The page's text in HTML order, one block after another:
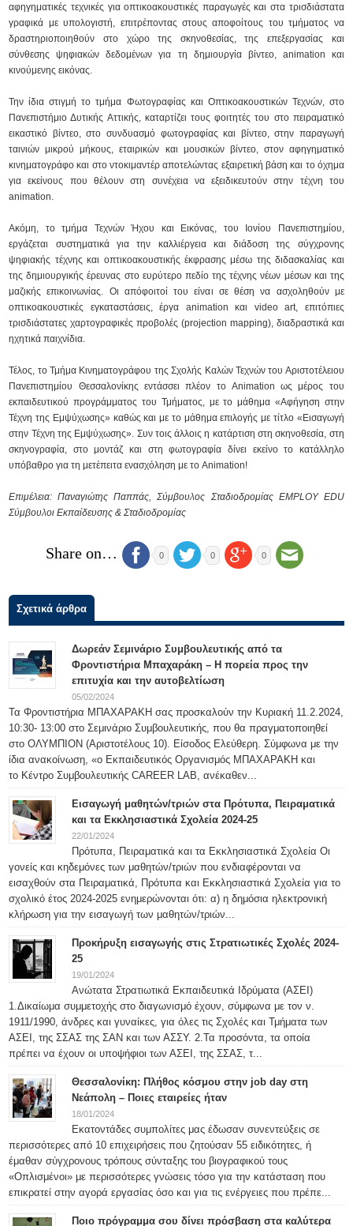
αφηγηματικές τεχνικές για οπτικοακουστικές παραγωγές και στα τρισδιάστατα
γραφικά με υπολογιστή, επιτρέποντας στους αποφοίτους του τμήματος να
δραστηριοποιηθούν στο χώρο της σκηνοθεσίας, της επεξεργασίας και
σύνθεσης ψηφιακών δεδομένων για τη δημιουργία βίντεο, animation και
κινούμενης εικόνας.
Την ίδια στιγμή το τμήμα Φωτογραφίας και Οπτικοακουστικών Τεχνών, στο
Πανεπιστήμιο Δυτικής Αττικής, καταρτίζει τους φοιτητές του στο πειραματικό
εικαστικό βίντεο, στο συνδυασμό φωτογραφίας και βίντεο, στην παραγωγή
ταινιών μικρού μήκους, εταιρικών και μουσικών βίντεο, στον αφηγηματικό
κινηματογράφο και στο ντοκιμαντέρ αποτελώντας εξαιρετική βάση και το όχημα
για εκείνους που θέλουν στη συνέχεια να εξειδικευτούν στην τέχνη του
animation.
Ακόμη, το τμήμα Τεχνών Ήχου και Εικόνας, του Ιονίου Πανεπιστημίου,
εργάζεται συστηματικά για την καλλιέργεια και διάδοση της σύγχρονης
ψηφιακής τέχνης και οπτικοακουστικής έκφρασης μέσω της διδασκαλίας και
της δημιουργικής έρευνας στο ευρύτερο πεδίο της τέχνης νέων μέσων και της
μαζικής επικοινωνίας. Οι απόφοιτοί του είναι σε θέση να ασχοληθούν με
οπτικοακουστικές εγκαταστάσεις, έργα animation και video art, επιτόπιες
τρισδιάστατες χαρτογραφικές προβολές (projection mapping), διαδραστικά και
ηχητικά παιχνίδια.
Τέλος, το Τμήμα Κινηματογράφου της Σχολής Καλών Τεχνών του Αριστοτέλειου
Πανεπιστημίου Θεσσαλονίκης εντάσσει πλέον το Animation ως μέρος του
εκπαιδευτικού προγράμματος του Τμήματος, με το μάθημα «Αφήγηση στην
Τέχνη της Εμψύχωσης» καθώς και με το μάθημα επιλογής με τίτλο «Εισαγωγή
στην Τέχνη της Εμψύχωσης». Συν τοις άλλοις η κατάρτιση στη σκηνοθεσία, στη
σκηνογραφία, στο μοντάζ και στη φωτογραφία δίνει εκείνο το κατάλληλο
υπόβαθρο για τη μετέπειτα ενασχόληση με το Animation!
Επιμέλεια: Παναγιώτης Παππάς, Σύμβουλος Σταδιοδρομίας EMPLOY EDU
Σύμβουλοι Εκπαίδευσης & Σταδιοδρομίας
Share on… 0 0 0
Σχετικά άρθρα
Δωρεάν Σεμινάριο Συμβουλευτικής από τα
Φροντιστήρια Μπαχαράκη – Η πορεία προς την
επιτυχία και την αυτοβελτίωση
05/02/2024
Τα Φροντιστήρια ΜΠΑΧΑΡΑΚΗ σας προσκαλούν την Κυριακή 11.2.2024,
10:30- 13:00 στο Σεμινάριο Συμβουλευτικής, που θα πραγματοποιηθεί
στο ΟΛΥΜΠΙΟΝ (Αριστοτέλους 10). Είσοδος Ελεύθερη. Σύμφωνα με την
ίδια ανακοίνωση, «ο Εκπαιδευτικός Οργανισμός ΜΠΑΧΑΡΑΚΗ και
το Κέντρο Συμβουλευτικής CAREER LAB, ανέκαθεν...
Εισαγωγή μαθητών/τριών στα Πρότυπα, Πειραματικά
και τα Εκκλησιαστικά Σχολεία 2024-25
22/01/2024
Πρότυπα, Πειραματικά και τα Εκκλησιαστικά Σχολεία Οι
γονείς και κηδεμόνες των μαθητών/τριών που ενδιαφέρονται να
εισαχθούν στα Πειραματικά, Πρότυπα και Εκκλησιαστικά Σχολεία για το
σχολικό έτος 2024-2025 ενημερώνονται ότι: α) η δημόσια ηλεκτρονική
κλήρωση για την εισαγωγή των μαθητών/τριών...
Προκήρυξη εισαγωγής στις Στρατιωτικές Σχολές 2024-
25
19/01/2024
Ανώτατα Στρατιωτικά Εκπαιδευτικά Ιδρύματα (ΑΣΕΙ)
1.Δικαίωμα συμμετοχής στο διαγωνισμό έχουν, σύμφωνα με τον ν.
1911/1990, άνδρες και γυναίκες, για όλες τις Σχολές και Τμήματα των
ΑΣΕΙ, της ΣΣΑΣ της ΣΑΝ και των ΑΣΣΥ. 2.Τα προσόντα, τα οποία
πρέπει να έχουν οι υποψήφιοι των ΑΣΕΙ, της ΣΣΑΣ, τ...
Θεσσαλονίκη: Πλήθος κόσμου στην job day στη
Νεάπολη – Ποιες εταιρείες ήταν
18/01/2024
Εκατοντάδες συμπολίτες μας έδωσαν συνεντεύξεις σε
περισσότερες από 10 επιχειρήσεις που ζητούσαν 55 ειδικότητες, ή
έμαθαν σύγχρονους τρόπους σύνταξης του βιογραφικού τους
«Οπλισμένοι» με περισσότερες γνώσεις τόσο για την κατάσταση που
επικρατεί στην αγορά εργασίας όσο και για τις ενέργειες που πρέπε...
Ποιο πρόγραμμα σου δίνει πρόσβαση στα καλύτερα